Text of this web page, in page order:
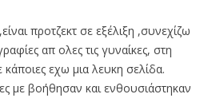
προτζεκτ σε εξέλιξη ,συνεχίζω
απ ολες τις γυναίκες, στη
εχω μια λευκη σελίδα.
με βοήθησαν και ενθουσιάστηκαν